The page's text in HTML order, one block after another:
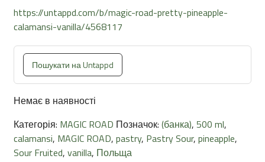
https://untappd.com/b/magic-road-pretty-pineapple-
calamansi-vanilla/4568117
Пошукати на Untappd
Немає в наявності
Категорія: MAGIC ROAD Позначок: (банка), 500 ml,
calamansi, MAGIC ROAD, pastry, Pastry Sour, pineapple,
Sour Fruited, vanilla, Польща